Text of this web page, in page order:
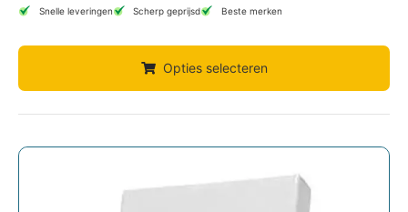
Snelle leveringen Scherp geprijsd Beste merken
Opties selecteren